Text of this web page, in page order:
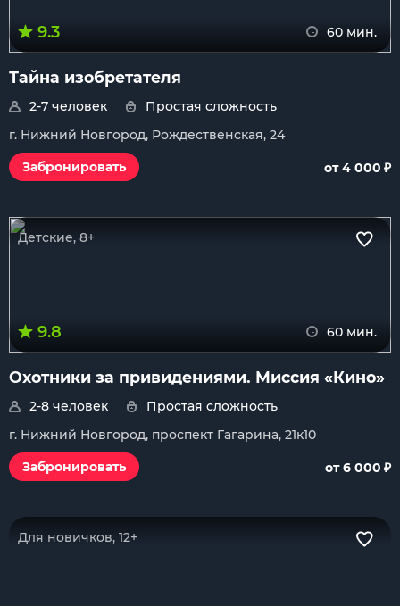
9.3 60 мин.
Тайна изобретателя
2-7 человек
Простая сложность
г. Нижний Новгород, Рождественская, 24
Забронировать
от 4 000 ₽
Детские, 8+
9.8 60 мин.
Охотники за привидениями. Миссия «Кино»
2-8 человек
Простая сложность
г. Нижний Новгород, проспект Гагарина, 21к10
Забронировать
от 6 000 ₽
Для новичков, 12+